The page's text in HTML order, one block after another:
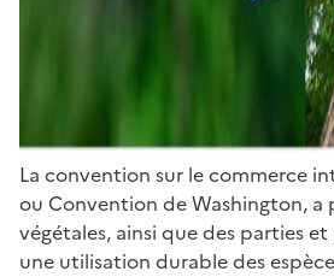
La convention sur le commerce
ou Convention de Washington,
végétales, ainsi que des parties
une utilisation durable des